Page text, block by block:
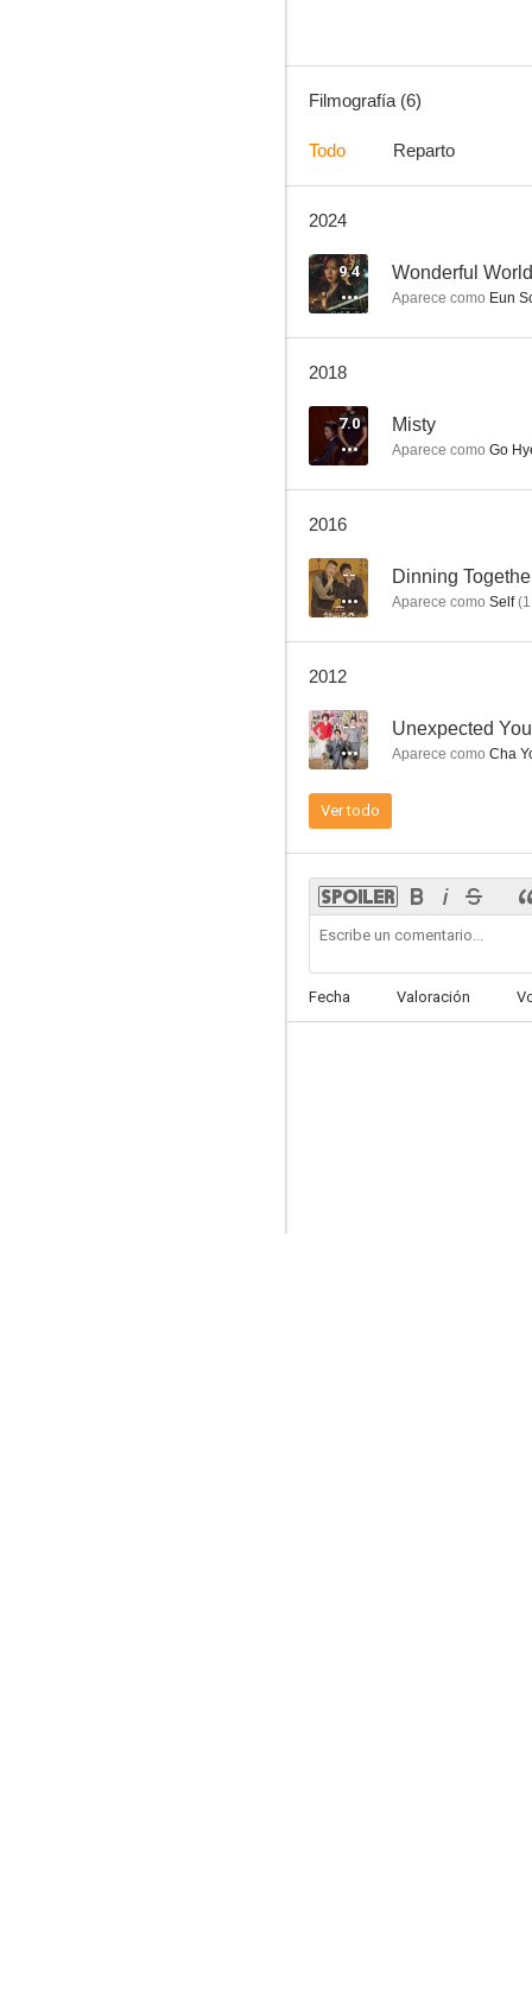
Filmografía (6)
Todo Reparto
2024
9.4 Wonderful World
Aparece como Eun
2018
7.0 Misty
Aparece como Go
2016
-- Dinning
Aparece como Self(1
2012
-- Unexpected You
Aparece como Cha
Ver todo
Fecha Valoración